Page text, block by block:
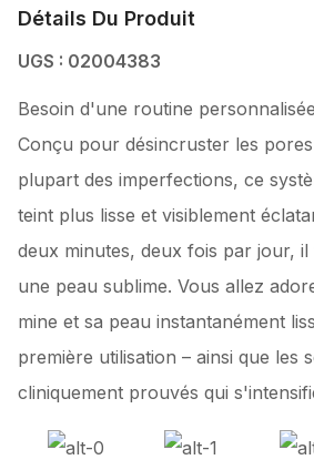
Détails Du Produit
UGS : 02004383
Besoin d'une routine
Conçu pour désincruster les
plupart des imperfections, ce
teint plus lisse et visiblement
deux minutes, deux fois par jour,
une peau sublime. Vous allez
mine et sa peau instantanément
première utilisation – ainsi que les
cliniquement prouvés qui